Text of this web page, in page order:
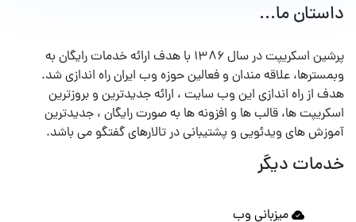
داستان ما...
پرشین اسکریپت در سال ۱۳۸۶ با هدف ارائه خدمات رایگان به
وبمسترها، علاقه مندان و فعالین حوزه وب ایران راه اندازی شد.
هدف از راه اندازی این وب سایت ، ارائه جدیدترین و بروزترین
اسکریپت ها، قالب ها و افزونه ها به صورت رایگان ، جدیدترین
آموزش های ویدئویی و پشتیبانی در تالارهای گفتگو می باشد.
خدمات دیگر
میزبانی وب